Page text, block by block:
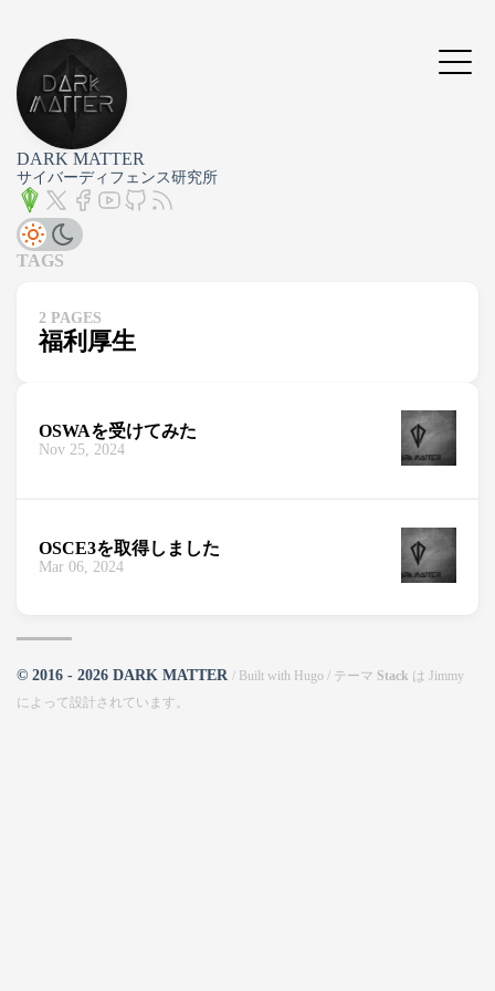
DARK MATTER
サイバーディフェンス研究所
TAGS
2 PAGES
福利厚生
OSWAを受けてみた
Nov 25, 2024
OSCE3を取得しました
Mar 06, 2024
© 2016 - 2026 DARK MATTER / Built with Hugo / テーマ Stack は Jimmy
によって設計されています。